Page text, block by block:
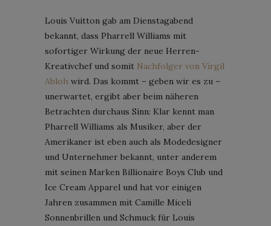
Louis Vuitton gab am Dienstagabend
bekannt, dass Pharrell Williams mit
sofortiger Wirkung der neue Herren-
Kreativchef und somit Nachfolger von Virgil
Abloh wird. Das kommt – geben wir es zu –
unerwartet, ergibt aber beim näheren
Betrachten durchaus Sinn: Klar kennt man
Pharrell Williams als Musiker, aber der
Amerikaner ist eben auch als Modedesigner
und Unternehmer bekannt, unter anderem
mit seinen Marken Billionaire Boys Club und
Ice Cream Apparel und hat vor einigen
Jahren zusammen mit Camille Miceli
Sonnenbrillen und Schmuck für Louis